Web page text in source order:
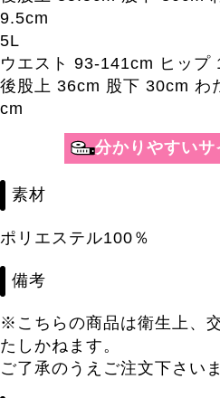
9.5cm
5L
ウエスト 93-141cm ヒップ
後股上 36cm 股下 30cm わ
cm
分かりやすい
素材
ポリエステル100％
備考
※こちらの商品は衛生上、
たしかねます。
ご了承のうえご注文下さいま